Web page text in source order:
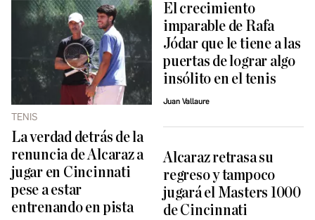
TENIS
La verdad detrás de la
renuncia de Alcaraz a
jugar en Cincinnati
pese a estar
entrenando en pista
El crecimiento
imparable de Rafa
Jódar que le tiene a las
puertas de lograr algo
insólito en el tenis
Juan Vallaure
Alcaraz retrasa su
regreso y tampoco
jugará el Masters 1000
de Cincinnati